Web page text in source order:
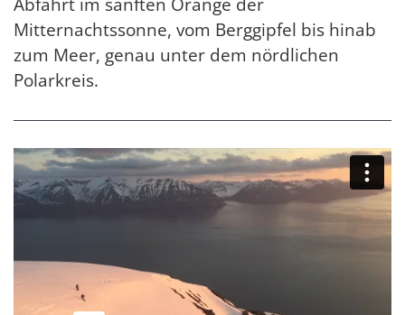
Mitternachtssonne, vom Berggipfel bis hinab
zum Meer, genau unter dem nördlichen
Polarkreis.